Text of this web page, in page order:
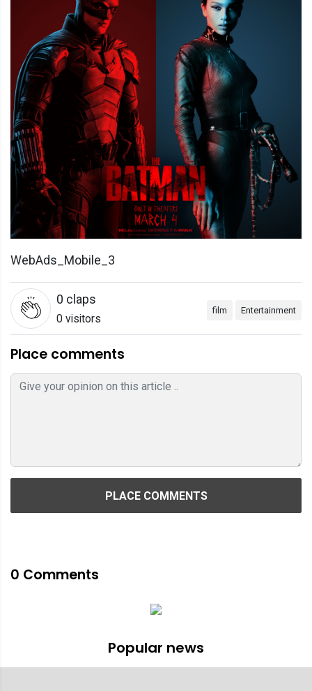
WebAds_Mobile_3
0 claps
0 visitors
film Entertainment
Place comments
PLACE COMMENTS
0 Comments
Popular news